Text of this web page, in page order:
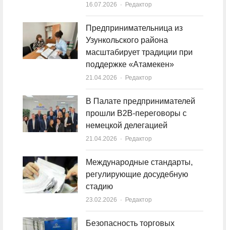
16.07.2026 Author
Редактор
Предпринимательница из
Узункольского района
масштабирует традиции при
поддержке «Атамекен»
21.04.2026 Author
Редактор
В Палате предпринимателей
прошли B2B-переговоры с
немецкой делегацией
21.04.2026 Author
Редактор
Международные стандарты,
регулирующие досудебную
стадию
23.02.2026 Author
Редактор
Безопасность торговых